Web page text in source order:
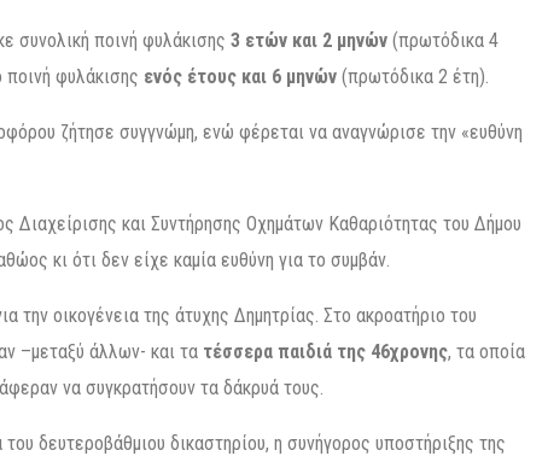
συνολική ποινή φυλάκισης 3 ετών και 2 μηνών (πρωτόδικα 4
φυλάκισης ενός έτους και 6 μηνών (πρωτόδικα 2 έτη).
ζήτησε συγγνώμη, ενώ φέρεται να αναγνώρισε την «ευθύνη
Διαχείρισης και Συντήρησης Οχημάτων Καθαριότητας του Δήμου
κι ότι δεν είχε καμία ευθύνη για το συμβάν.
την οικογένεια της άτυχης Δημητρίας. Στο ακροατήριο του
–μεταξύ άλλων- και τα τέσσερα παιδιά της 46χρονης, τα οποία
να συγκρατήσουν τα δάκρυά τους.
του δευτεροβάθμιου δικαστηρίου, η συνήγορος υποστήριξης της